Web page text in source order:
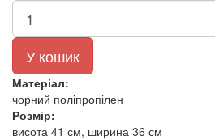
У кошик
Матеріал:
чорний поліпропілен
Розмір:
висота 41 см, ширина 36 см